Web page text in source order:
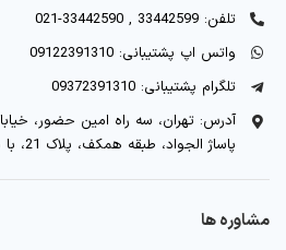
تلفن: 33442599 , 33442590-021
واتس اپ پشتیبانی: 09122391310
تلگرام پشتیبانی: 09372391310
آدرس: تهران، سه راه امین حضور،
پاساژ الجواد، طبقه همکف، پلاک 21، با مدیریت مهدی تنها
مشاوره ها